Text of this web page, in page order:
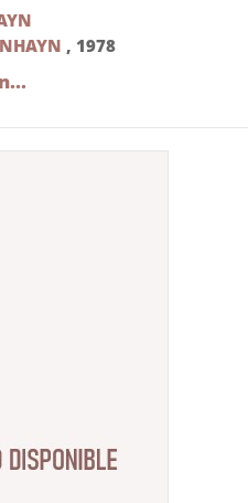
, 1978